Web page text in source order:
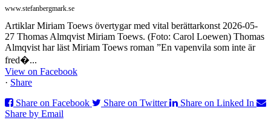
www.stefanbergmark.se
Artiklar Miriam Toews övertygar med vital berättarkonst 2026-05-
27 Thomas Almqvist Miriam Toews. (Foto: Carol Loewen) Thomas
Almqvist har läst Miriam Toews roman ”En vapenvila som inte är
fred�...
View on Facebook
· Share
Share on Facebook
Share on Twitter
Share on Linked In
Share by Email